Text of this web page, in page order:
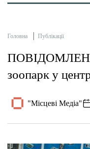
Головна Публікації
зоопарк у
"Місцеві Медіа"